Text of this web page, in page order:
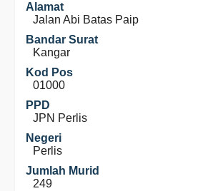
Alamat
Jalan Abi Batas Paip
Bandar Surat
Kangar
Kod Pos
01000
PPD
JPN Perlis
Negeri
Perlis
Jumlah Murid
249